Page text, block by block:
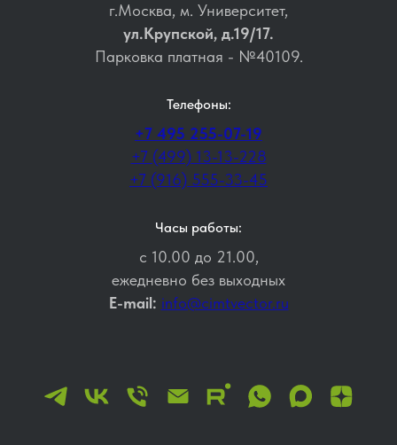
г.Москва, м. Университет,
ул.Крупской, д.19/17.
Парковка платная - №40109.
Телефоны:
+7 495 255-07-19
+7 (499) 13-13-228
+7 (916) 555-33-45
Часы работы:
с 10.00 до 21.00,
ежедневно без выходных
E-mail: info@cimtvector.ru